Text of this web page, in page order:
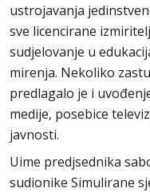
ustrojavanja
sve licencirane
sudjelovanje u
mirenja. Nekoliko
predlagalo je i
medije, posebice
javnosti.
Uime predjsednika
sudionike Simulirane